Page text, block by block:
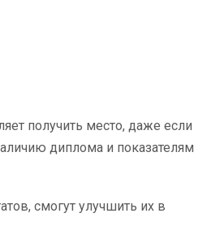
получить место, даже если
диплома и показателям
смогут улучшить их в